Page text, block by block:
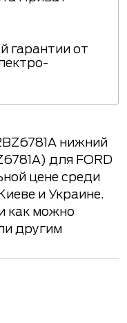
гарантии от
нижний
для FORD
цене среди
и Украине.
как можно
другим